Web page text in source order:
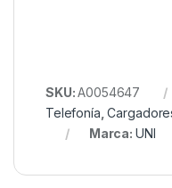
SKU:A0054647
Telefonía ,
Marca: UNI